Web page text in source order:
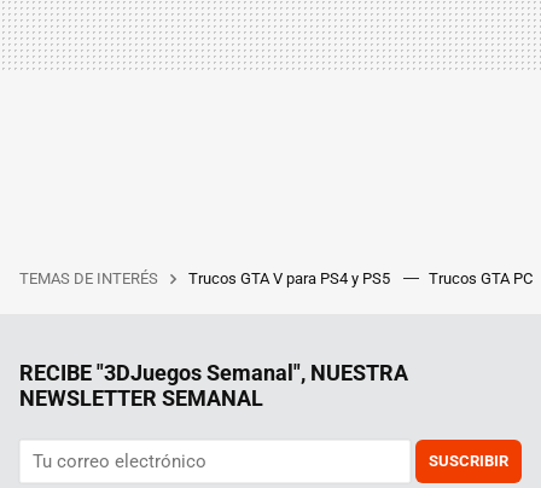
TEMAS DE INTERÉS Trucos GTA V para PS4 y PS5 Trucos GTA PC
RECIBE "3DJuegos Semanal", NUESTRA
NEWSLETTER SEMANAL
SUSCRIBIR